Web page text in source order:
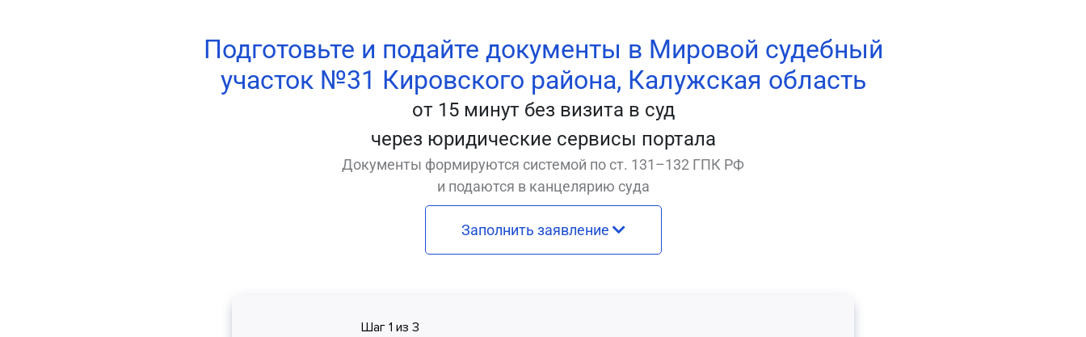
Подготовьте и подайте документы в Мировой судебный
участок №31 Кировского района, Калужская область
от 15 минут без визита в суд
через юридические сервисы портала
Документы формируются системой по ст. 131–132 ГПК РФ
и подаются в канцелярию суда
Заполнить заявление
Шаг 1 из 3